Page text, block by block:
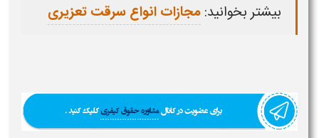
بیشتر بخوانید:مجازات انواع سرقت تعزیری